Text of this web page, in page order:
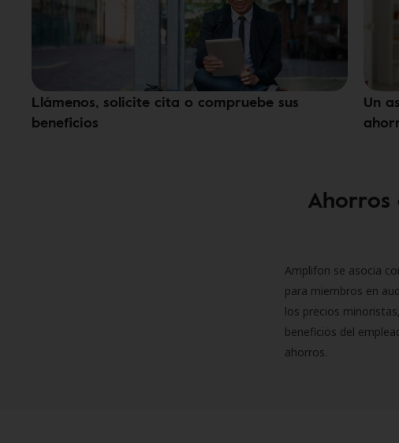
Llámenos, solicite cita o compruebe sus
beneficios
Un
Ahorros
Amplifon se asocia
para miembros en
los precios
beneficios del
ahorros.